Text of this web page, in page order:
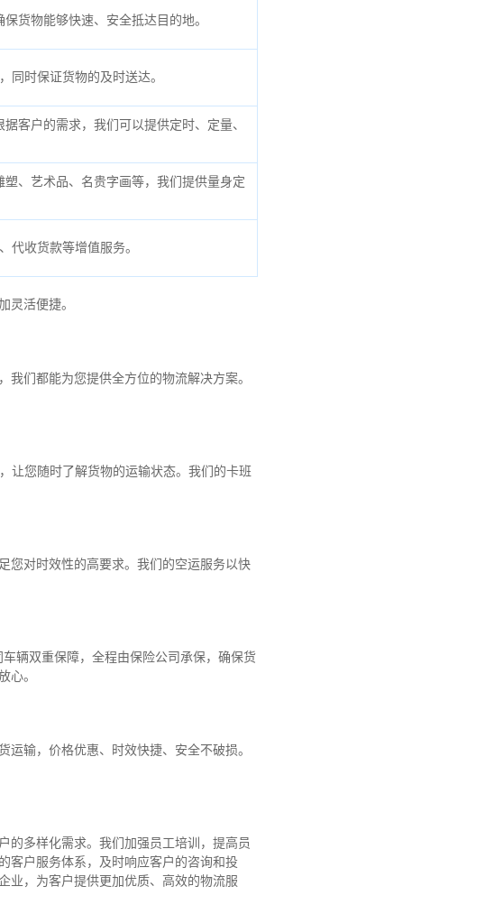
货物能够快速、安全抵达目的地。
同时保证货物的及时送达。
客户的需求，我们可以提供定时、定量、
、艺术品、名贵字画等，我们提供量身定
代收货款等增值服务。
灵活便捷。
们都能为您提供全方位的物流解决方案。
让您随时了解货物的运输状态。我们的卡班
您对时效性的高要求。我们的空运服务以快
辆双重保障，全程由保险公司承保，确保货
心。
输，价格优惠、时效快捷、安全不破损。
的多样化需求。我们加强员工培训，提高员
客户服务体系，及时响应客户的咨询和投
业，为客户提供更加优质、高效的物流服